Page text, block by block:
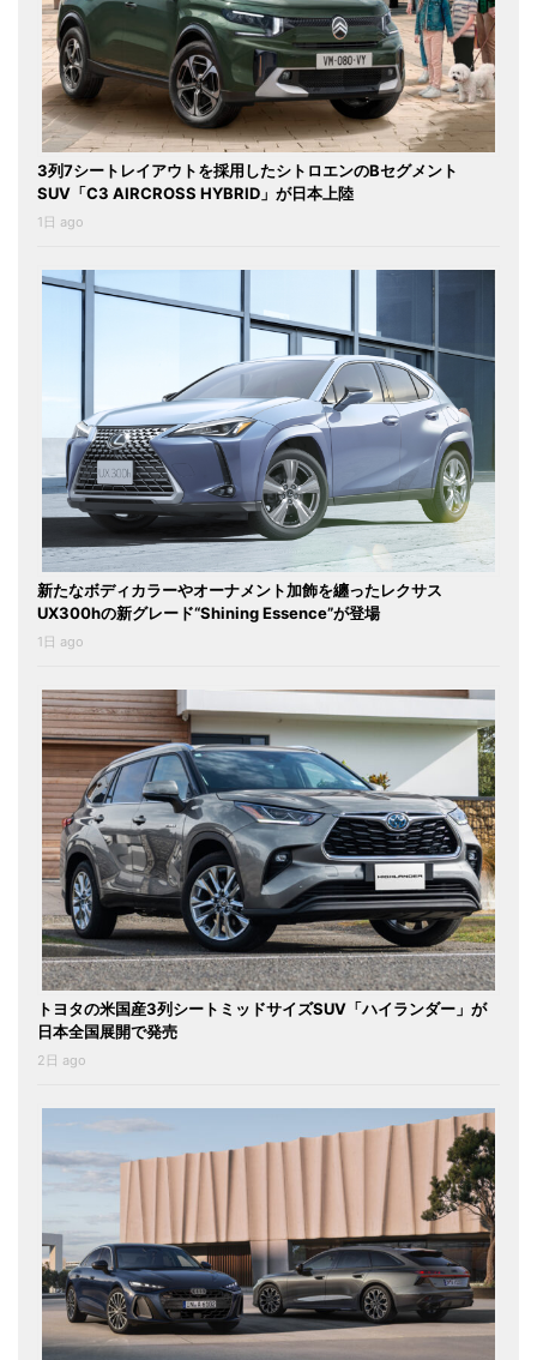
3列7シートレイアウトを採用したシトロエンのBセグメント
SUV「C3 AIRCROSS HYBRID」が日本上陸
1日 ago
新たなボディカラーやオーナメント加飾を纏ったレクサス
UX300hの新グレード“Shining Essence”が登場
1日 ago
トヨタの米国産3列シートミッドサイズSUV「ハイランダー」が
日本全国展開で発売
2日 ago